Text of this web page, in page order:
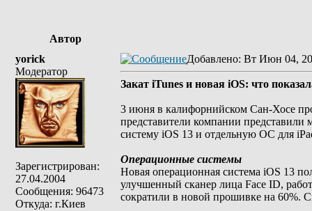
Автор
yorick
Модератор
Зарегистрирован:
27.04.2004
Сообщения: 96473
Откуда: г.Киев
Добавлено: Вт Июн 04,
Закат iTunes и новая iOS: что
3 июня в калифорнийском Сан-Хосе
представители компании
систему iOS 13 и отдельную ОС для
Операционные системы
Новая операционная система iOS 13
улучшенный сканер лица Face ID,
сократили в новой прошивке на 60%.